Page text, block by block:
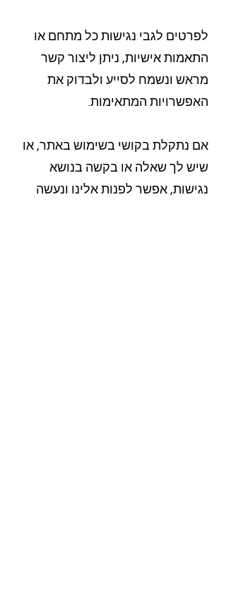
לפרטים לגבי נגישות כל מתחם או
התאמות אישיות, ניתן ליצור קשר
מראש ונשמח לסייע ולבדוק את
האפשרויות המתאימות.
אם נתקלת בקושי בשימוש באתר, או
שיש לך שאלה או בקשה בנושא
נגישות, אפשר לפנות אלינו ונעשה